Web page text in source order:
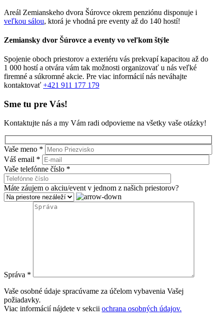
Areál Zemianskeho dvora Šúrovce okrem penziónu disponuje i
veľkou sálou, ktorá je vhodná pre eventy až do 140 hostí!
Zemiansky dvor Šúrovce a eventy vo veľkom štýle
Spojenie oboch priestorov a exteriéru vás prekvapí kapacitou až do
1 000 hostí a otvára vám tak možnosti organizovať u nás veľké
firemné a súkromné akcie. Pre viac informácií nás neváhajte
kontaktovať +421 911 177 179
Sme tu pre Vás!
Kontaktujte nás a my Vám radi odpovieme na všetky vaše otázky!
Vaše meno *
Váš email *
Vaše telefónne číslo *
Máte záujem o akciu/event v jednom z našich priestorov?
Správa *
Vaše osobné údaje spracúvame za účelom vybavenia Vašej
požiadavky.
Viac informácií nájdete v sekcii ochrana osobných údajov.